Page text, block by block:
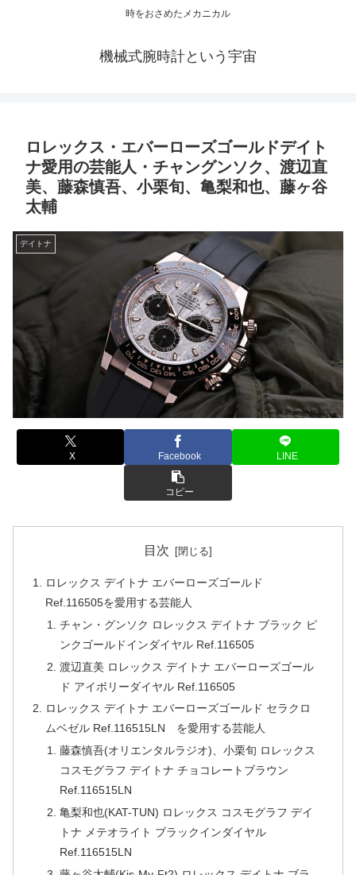
時をおさめたメカニカル
機械式腕時計という宇宙
ロレックス・エバーローズゴールドデイト
ナ愛用の芸能人・チャングンソク、渡辺直
美、藤森慎吾、小栗旬、亀梨和也、藤ヶ谷
太輔
デイトナ
X Facebook LINE
コピー
目次
ロレックス デイトナ エバーローズゴールド
Ref.116505を愛用する芸能人
チャン・グンソク ロレックス デイトナ ブラック ピ
ンクゴールドインダイヤル Ref.116505
渡辺直美 ロレックス デイトナ エバーローズゴール
ド アイボリーダイヤル Ref.116505
ロレックス デイトナ エバーローズゴールド セラクロ
ムベゼル Ref.116515LN を愛用する芸能人
藤森慎吾(オリエンタルラジオ)、小栗旬 ロレックス
コスモグラフ デイトナ チョコレートブラウン
Ref.116515LN
亀梨和也(KAT-TUN) ロレックス コスモグラフ デイ
トナ メテオライト ブラックインダイヤル
Ref.116515LN